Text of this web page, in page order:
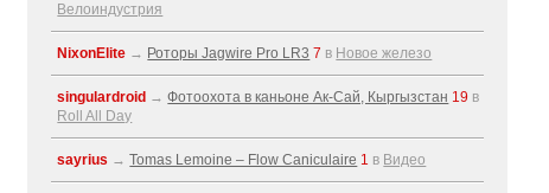
Велоиндустрия
NixonElite → Роторы Jagwire Pro LR3 7 в Новое железо
singulardroid →Фотоохота в каньоне Ак-Cай, Кыргызстан 19 в
Roll All Day
sayrius →Tomas Lemoine – Flow Caniculaire 1 в Видео